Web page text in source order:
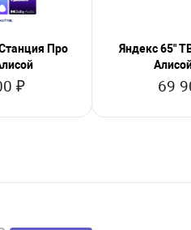
Про
₽
Яндекс 65"
69